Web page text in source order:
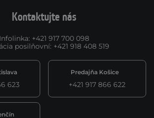
Kontaktujte nás
Infolinka: +421 917 700 098
posilňovní: +421 918 408 519
623
Predajňa Košice
+421 917 866 622